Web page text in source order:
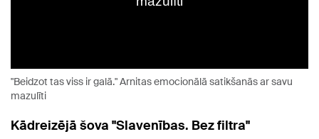
"Beidzot tas viss ir galā." Arnitas emocionālā satikšanās ar savu
mazulīti
Kādreizējā šova "Slavenības. Bez filtra"